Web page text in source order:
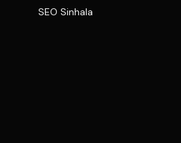
SEO Sinhala